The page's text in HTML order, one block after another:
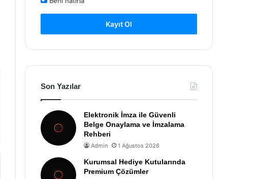
Kayıt Ol
Son Yazılar
Elektronik İmza ile Güvenli
Belge Onaylama ve İmzalama
Rehberi
Admin 1 Ağustos 2026
Kurumsal Hediye Kutularında
Premium Çözümler